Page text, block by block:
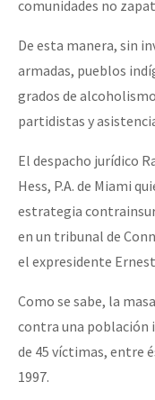
comunidades no
De esta manera, sin
armadas, pueblos
grados de
partidistas y
El despacho jurídico
Hess, P.A. de Miami
estrategia
en un tribunal de
el expresidente
Como se sabe, la
contra una población
de 45 víctimas, entre
1997.